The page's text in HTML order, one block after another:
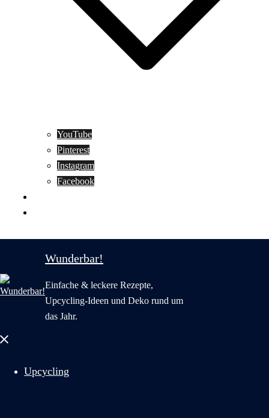
YouTube
Pinterest
Instagram
Facebook
Wunderbar!
Einfache & leckere Rezepte,
Upcycling-Ideen und Deko rund um
das Jahr.
Menü
Upcycling